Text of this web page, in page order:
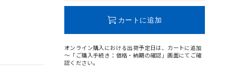
カートに追加
オンライン購入における出荷予定日は、カートに追加
～「ご購入手続き：価格・納期の確認」画面にてご確
認ください。